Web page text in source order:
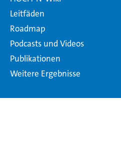
Leitfäden
Roadmap
Podcasts und Videos
Publikationen
Weitere Ergebnisse
Projekt-Rückblick